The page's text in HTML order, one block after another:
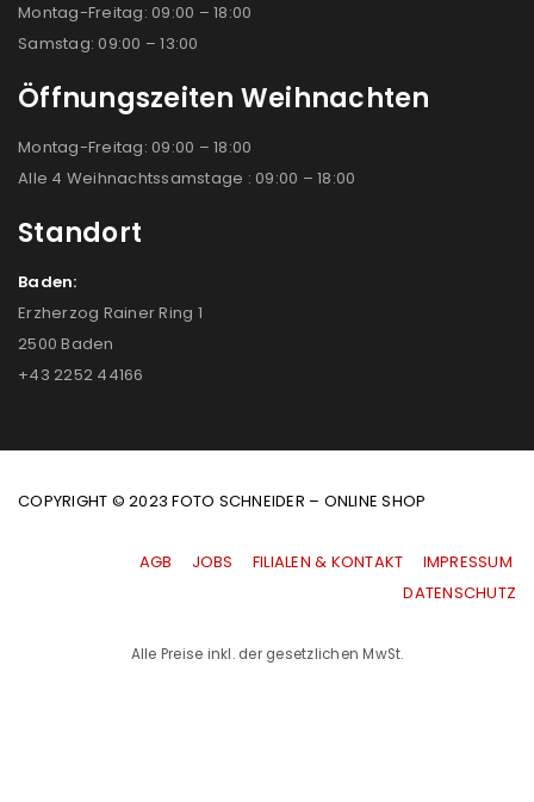
Montag-Freitag: 09:00 – 18:00
Samstag: 09:00 – 13:00
Öffnungszeiten Weihnachten
Montag-Freitag: 09:00 – 18:00
Alle 4 Weihnachtssamstage : 09:00 – 18:00
Standort
Baden:
Erzherzog Rainer Ring 1
2500 Baden
+43 2252 44166
COPYRIGHT © 2023 FOTO SCHNEIDER – ONLINE SHOP
AGB JOBS FILIALEN & KONTAKT
IMPRESSUM
|DATENSCHUTZ
Alle Preise inkl. der gesetzlichen MwSt.